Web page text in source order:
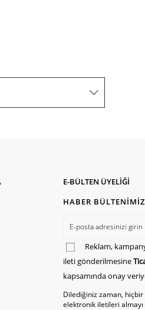
E-BÜLTEN ÜYELİĞİ
HABER
Reklam,
ileti gönderilmesine
kapsamında onay
Dilediğiniz zaman,
elektronik iletileri